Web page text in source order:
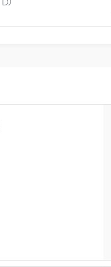
DJ